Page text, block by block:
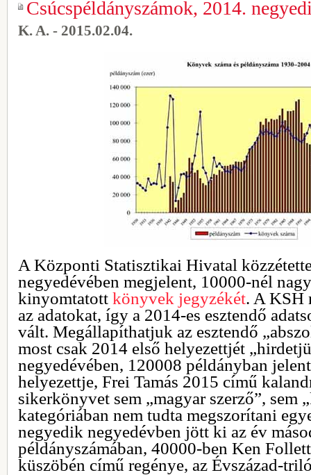
Csúcspéldányszámok, 2014.
K. A. - 2015.02.04.
A Központi Statisztikai Hivatal
negyedévében megjelent, 10000-nél
kinyomtatott könyvek jegyzékét. A KSH
az adatokat, így a 2014-es esztendő
vált. Megállapíthatjuk az esztendő
most csak 2014 első helyezettjét
negyedévében, 120008 példányban
helyezettje, Frei Tamás 2015 című
sikerkönyvet sem „magyar szerző”, sem
kategóriában nem tudta megszorítani
negyedik negyedévben jött ki az év
példányszámában, 40000-ben Ken
küszöbén című regénye, az Évszázad-